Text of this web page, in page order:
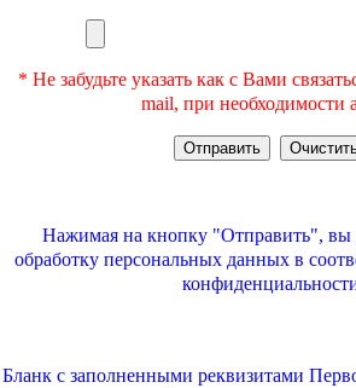
* Не забудьте указать как с Вами
mail, при необходимости
Нажимая на кнопку "Отправить", вы
обработку персональных данных в
Бланк с заполненными реквизитами